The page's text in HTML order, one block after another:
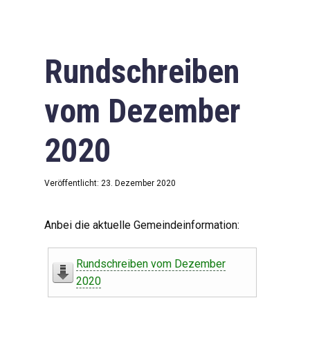
Rundschreiben
vom Dezember
2020
Veröffentlicht: 23. Dezember 2020
Anbei die aktuelle Gemeindeinformation:
Rundschreiben vom Dezember
2020